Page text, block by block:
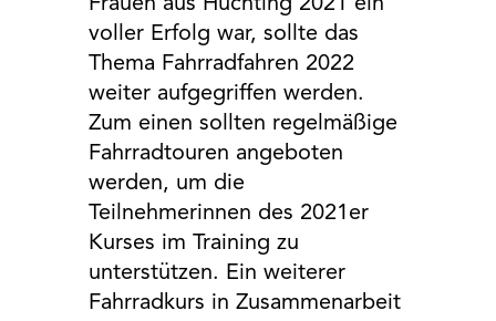
Frauen aus Huchting 2021 ein
voller Erfolg war, sollte das
Thema Fahrradfahren 2022
weiter aufgegriffen werden.
Zum einen sollten regelmäßige
Fahrradtouren angeboten
werden, um die
Teilnehmerinnen des 2021er
Kurses im Training zu
unterstützen. Ein weiterer
Fahrradkurs in Zusammenarbeit
EXTERNE MEDIEN
Um Inhalte von Videoplattformen und Social Media
Plattformen anzeigen zu können, werden von
diesen externen Medien Cookies gesetzt.
YouTube
Vimeo
Google Maps